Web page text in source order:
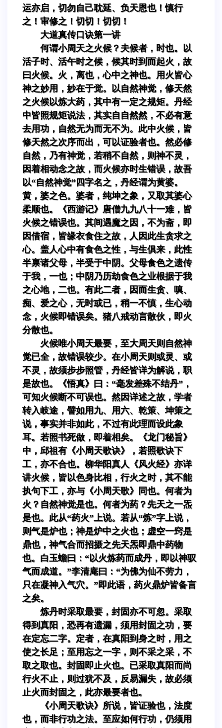
运亦启，切勿自己耽延、负天恩也！慎行
之！审修之！切切！切切！
大道真传口诀第一讲
何谓小周天之火候？夫候者，时也。以
活子时、活午时之候，候其时到而起火，故
曰火候。火，离也，心中之神也。用火皆心
神之妙用，妙在于觉。以自然神觉，修天然
之火候以炼大药，其中有一定之规矩。丹经
中皆照规矩说法，其实自自然然，不必有意
去用功，自然无为而无不为。此中火候，皆
修天然之次序而出，可以证验者也。然必修
自然，乃有神觉，若稍不自然，则神不灵，
因着相动念之故，而火候亦时生错误，故吾
以“自然神觉”四字名之，丹经谓为黄婆。
黄，婆之色。婆者，纯坤之象，又取其婆心
柔顺也。《西游记》唐僧九九八十一难，皆
火候之错误也。其间遇魔之因，不为斋，即
因借宿，皆缘衣食住之故，人因此生贪求之
心。盖人心中有食色之性，与生俱来，此性
半禀诸父母，半受于中阴。父母食色之遗传
于我，一也；中阴乃历劫食色之业根据于我
之心地，二也。有此二者，因而生贪、嗔、
痴、爱之心，无时或已，稍一不慎，生心动
念，火候即错误矣。猪八戒动言散伙，即火
分散也。
火候唯小周天最要，至大周天则自然神
觉已全，故错误较少。在小周天则或灵、或
不灵，故须步步照管，丹经皆详为解说，职
是故也。《悟真》曰：“毫发差殊不结丹”，
可知火候断不可误也。然因详述之故，学者
转入岐途，譬如用九、用六、乾策、坤策之
说，事实并非如此，不过有此理而设此象
耳。若照书死做，即着相矣。《龙门秘旨》
中，邱祖有《小周天歌诀》，若照歌诀下
工，亦不合也。柳华阳真人《风火经》亦详
讲火候，皆以色身比相，行火之时，其不能
执句下工，亦与《小周天歌》同也。何者为
火？自然神觉是也。何者为药？先天之一炁
是也。此从“药火”上说。若从“炼”字上说，
则气是炉也；神是炉中之火也；虚空一窍是
鼎也，神气合而招摄之先天炁即鼎中药物
也。白玉蟾曰：“以火炼药而成丹，即以神驭
气而成道。”李清庵曰：“为佛为仙不劳力，
只在凝神入气穴。”即此语，药火鼎炉皆备言
之矣。
炼丹时采取最要，封固亦不可忽。采取
得到真阳，恐再有遗漏，须用封固之功，要
在定忘二字。定者，在真阳到身之时，用之
使之长足；至用忘之一字，则不采之采，不
取之取也。封固即止火也。已采取真阳而尚
行火不止，则过犹不及，反易漏失，故必须
止火而封固之，此亦最要者也。
《小周天歌诀》所说，皆证验也，法度
也，而非行功之法。至应如何行功，仍须用